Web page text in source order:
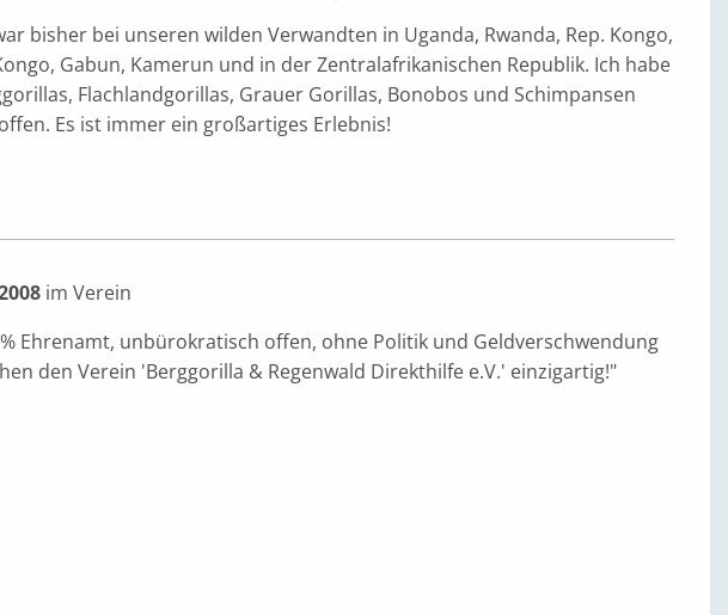
bisher bei unseren wilden Verwandten in Uganda, Rwanda, Rep. Kongo,
Gabun, Kamerun und in der Zentralafrikanischen Republik. Ich habe
Flachlandgorillas, Grauer Gorillas, Bonobos und Schimpansen
Es ist immer ein großartiges Erlebnis!
im Verein
Ehrenamt, unbürokratisch offen, ohne Politik und Geldverschwendung
den Verein 'Berggorilla & Regenwald Direkthilfe e.V.' einzigartig!"